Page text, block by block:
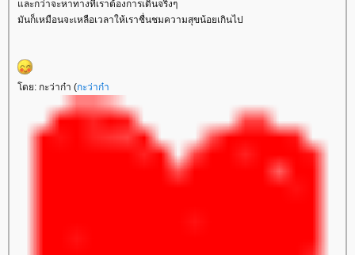
ละกว่าจะหาทางที่เราต้องการเดินจริงๆ
มันก็เหมือนจะเหลือเวลาให้เราชื่นชมความสุขน้อยเกินไป
ดย: กะว่าก๋า (กะว่าก๋า